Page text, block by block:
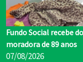
Fundo Social recebe
moradora de 89 anos
07/08/2026